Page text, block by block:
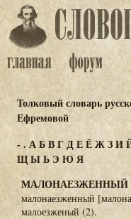
Толковый словарь
Ефремовой
- . АБВГДЕЁЖЗИ
ЩЫЬЭ ЮЯ
МАЛОНАЕЗЖЕННЫЙ
малонаезженный
малоезженый (2).